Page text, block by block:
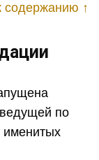
содержанию ↑
по
именитых